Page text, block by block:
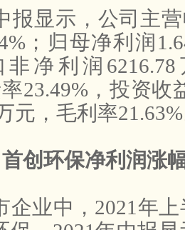
报显示，公司主
；归母净利润
非净利润 6216.78
23.49% ，投资收
元，毛利率21.63%
首创环保净利润涨
企业中， 2021 年上